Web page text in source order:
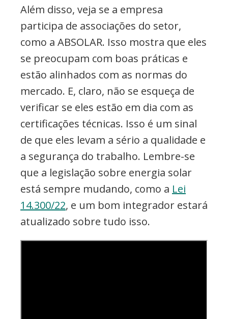
Além disso, veja se a empresa
participa de associações do setor,
como a ABSOLAR. Isso mostra que eles
se preocupam com boas práticas e
estão alinhados com as normas do
mercado. E, claro, não se esqueça de
verificar se eles estão em dia com as
certificações técnicas. Isso é um sinal
de que eles levam a sério a qualidade e
a segurança do trabalho. Lembre-se
que a legislação sobre energia solar
está sempre mudando, como a Lei
14.300/22, e um bom integrador estará
atualizado sobre tudo isso.